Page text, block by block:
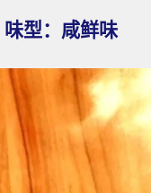
味型： 咸鲜味